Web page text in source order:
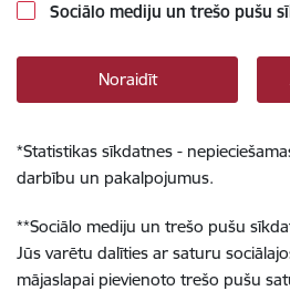
Sociālo mediju un trešo pušu
Noraidīt
*Statistikas sīkdatnes -
darbību un pakalpojumus.
**Sociālo mediju un trešo pušu
Jūs varētu dalīties ar saturu
mājaslapai pievienoto trešo pušu